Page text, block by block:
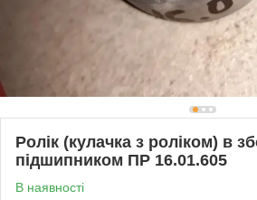
Ролік (кулачка з роліком) в
підшипником ПР 16.01.605
В наявності